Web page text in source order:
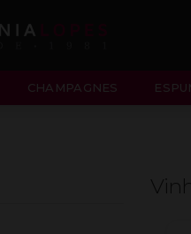
CHAMPAGNES